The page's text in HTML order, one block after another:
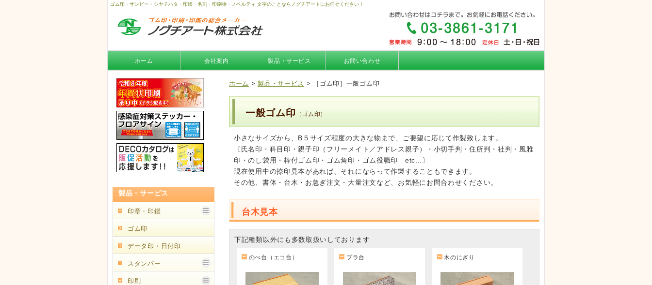
ゴム印・サンビー・シヤチハタ・印鑑・名刺・印刷物・ノベルティ 文字のことならノグチアートにお任せください！
ホーム 会社案内 製品・サービス お問い合わせ
ホーム >製品・サービス > ［ゴム印］一般ゴム印
一般ゴム印 ［ゴム印］
小さなサイズから、B５サイズ程度の大きな物まで、ご要望に応じて作製致します。
〔氏名印・科目印・親子印（フリーメイト／アドレス親子）・小切手判・住所判・社判・風雅
印・のし袋用・枠付ゴム印・ゴム角印・ゴム役職印 etc...〕
現在使用中の捺印見本があれば、それにならって作製することもできます。
その他、書体・台木・お急ぎ注文・大量注文など、お気軽にお問合わせください。
台木見本
下記種類以外にも多数取扱いしております
のべ台（エコ台） プラ台 木のにぎり
製品・サービス
印章・印鑑
ゴム印
データ印・日付印
スタンパー
印刷